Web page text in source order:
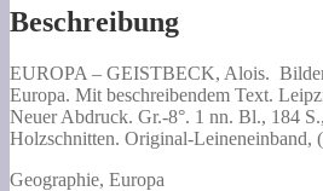
von
Mit
beschreibendem
Text.
Menge
Beschreibung
EUROPA – GEISTBECK, Alois.
Europa. Mit beschreibendem Text.
Neuer Abdruck. Gr.-8°. 1 nn. Bl., 184
Holzschnitten. Original-Leineneinband,
Geographie, Europa